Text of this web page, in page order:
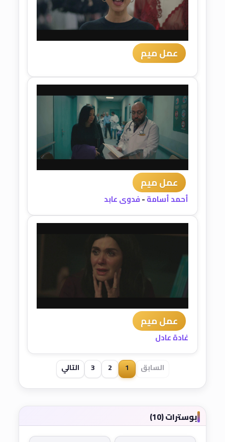
عمل ميم
عمل ميم
أحمد أسامة-فدوى عابد
عمل ميم
غادة عادل
السابق 1
2
3 التالي
بوسترات (10)